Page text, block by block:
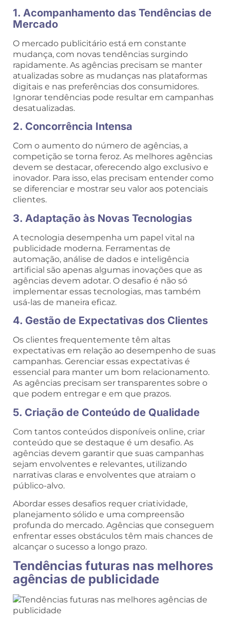
1. Acompanhamento das Tendências de
Mercado
O mercado publicitário está em constante
mudança, com novas tendências surgindo
rapidamente. As agências precisam se manter
atualizadas sobre as mudanças nas plataformas
digitais e nas preferências dos consumidores.
Ignorar tendências pode resultar em campanhas
desatualizadas.
2. Concorrência Intensa
Com o aumento do número de agências, a
competição se torna feroz. As melhores agências
devem se destacar, oferecendo algo exclusivo e
inovador. Para isso, elas precisam entender como
se diferenciar e mostrar seu valor aos potenciais
clientes.
3. Adaptação às Novas Tecnologias
A tecnologia desempenha um papel vital na
publicidade moderna. Ferramentas de
automação, análise de dados e inteligência
artificial são apenas algumas inovações que as
agências devem adotar. O desafio é não só
implementar essas tecnologias, mas também
usá-las de maneira eficaz.
4. Gestão de Expectativas dos Clientes
Os clientes frequentemente têm altas
expectativas em relação ao desempenho de suas
campanhas. Gerenciar essas expectativas é
essencial para manter um bom relacionamento.
As agências precisam ser transparentes sobre o
que podem entregar e em que prazos.
5. Criação de Conteúdo de Qualidade
Com tantos conteúdos disponíveis online, criar
conteúdo que se destaque é um desafio. As
agências devem garantir que suas campanhas
sejam envolventes e relevantes, utilizando
narrativas claras e envolventes que atraiam o
público-alvo.
Abordar esses desafios requer criatividade,
planejamento sólido e uma compreensão
profunda do mercado. Agências que conseguem
enfrentar esses obstáculos têm mais chances de
alcançar o sucesso a longo prazo.
Tendências futuras nas melhores
agências de publicidade